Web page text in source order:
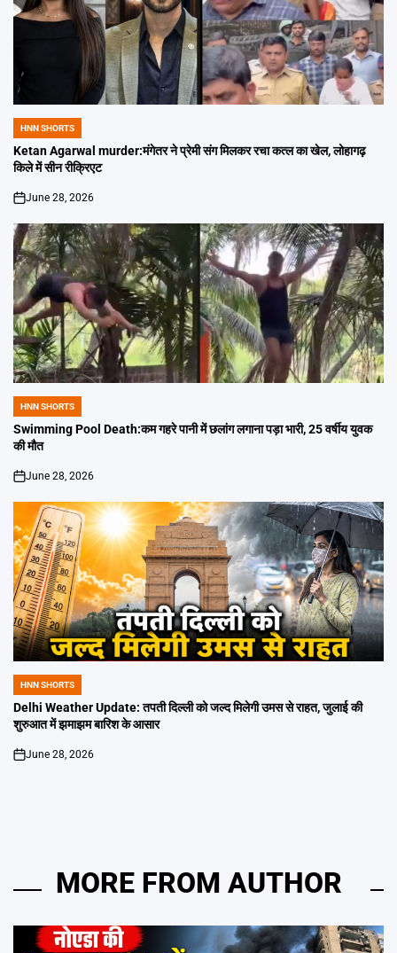
POSTED
IN
HNN SHORTS
Ketan Agarwal murder:मंगेतर ने प्रेमी संग मिलकर रचा कत्ल का खेल, लोहागढ़
किले में सीन रीक्रिएट
on
June 28, 2026
POSTED
IN
HNN SHORTS
Swimming Pool Death:कम गहरे पानी में छलांग लगाना पड़ा भारी, 25 वर्षीय युवक
की मौत
on
June 28, 2026
POSTED
IN
HNN SHORTS
Delhi Weather Update: तपती दिल्ली को जल्द मिलेगी उमस से राहत, जुलाई की
शुरुआत में झमाझम बारिश के आसार
on
June 28, 2026
MORE FROM AUTHOR